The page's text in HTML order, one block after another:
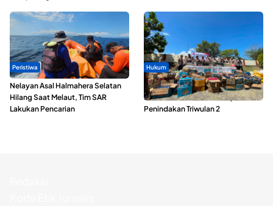
Peristiwa
Nelayan Asal Halmahera Selatan
Hilang Saat Melaut, Tim SAR
Lakukan Pencarian
Hukum
Polda Maluku Utara Musnahkan
Ribuan Liter Miras Hasil Operasi
Penindakan Triwulan 2